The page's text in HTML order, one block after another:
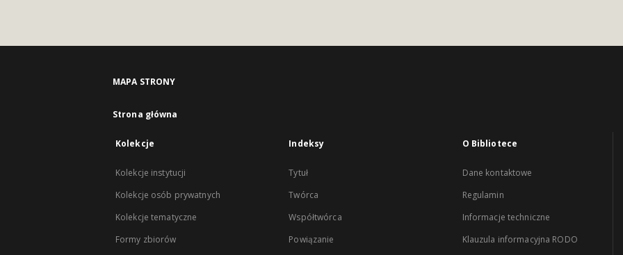
MAPA STRONY
Strona główna
Kolekcje
Kolekcje instytucji
Kolekcje osób prywatnych
Kolekcje tematyczne
Formy zbiorów
Indeksy
Tytuł
Twórca
Współtwórca
Powiązanie
O Bibliotece
Dane kontaktowe
Regulamin
Informacje techniczne
Klauzula informacyjna RODO